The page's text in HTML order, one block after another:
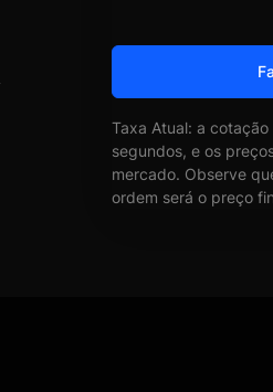
Taxa Atual: a
segundos, e os
mercado. Observe
ordem será o preço